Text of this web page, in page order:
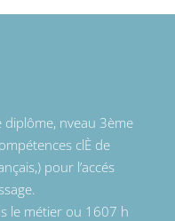
diplôme, nveau 3ème
clÈ de
pour l’accés
le métier ou 1607 h